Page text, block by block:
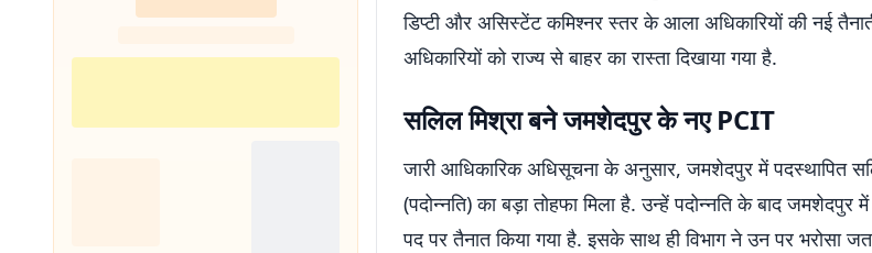
डिप्टी और असिस्टेंट कमिश्नर स्तर के आला अधिकारियों की नई
अधिकारियों को राज्य से बाहर का रास्ता दिखाया गया है.
सलिल मिश्रा बने जमशेदपुर के नए PCIT
जारी आधिकारिक अधिसूचना के अनुसार, जमशेदपुर में पदस्थापित
(पदोन्नति) का बड़ा तोहफा मिला है. उन्हें पदोन्नति के बाद जमशेदपुर
पद पर तैनात किया गया है. इसके साथ ही विभाग ने उन पर भरोसा